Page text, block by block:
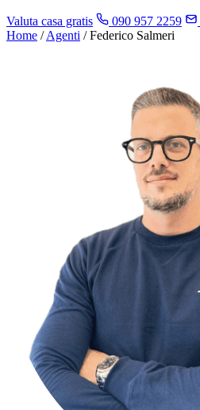
Valuta casa gratis 090 957 2259
Home / Agenti / Federico Salmeri